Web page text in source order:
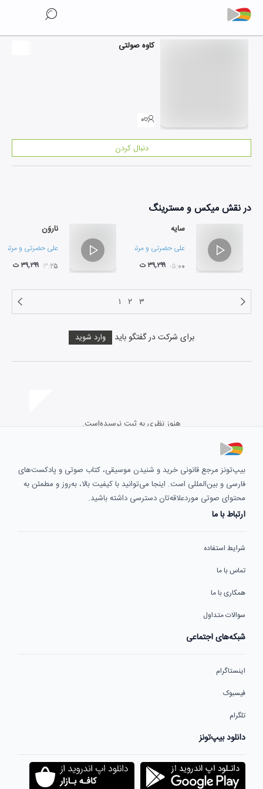
کاوه صولتی
۰
دنبال کردن
در نقشمیکس و مسترینگ
سایه
علی حضرتی و مرتضی ملکی
۰۵:۰۰ ۳۹,۲۹۹ ت
ناروَن
علی حضرتی و
۰۳:۲۵ ۳۹,۲۹۹ ت
۱ ۲ ۳
برای شرکت در گفتگو باید وارد شوید
هنوز نظری به ثبت نرسیده‌است.
بیپ‌تونز مرجع قانونی خرید و شنیدن موسیقی، کتاب صوتی و پادکست‌های
فارسی و بین‌المللی است. اینجا می‌توانید با کیفیت بالا، به‌روز و مطمئن به
محتوای صوتی موردعلاقه‌تان دسترسی داشته باشید.
ارتباط با ما
شرایط استفاده
تماس با ما
همکاری با ما
سوالات متداول
شبکه‌های اجتماعی
اینستاگرام
فیسبوک
تلگرام
دانلود بیپ‌تونز